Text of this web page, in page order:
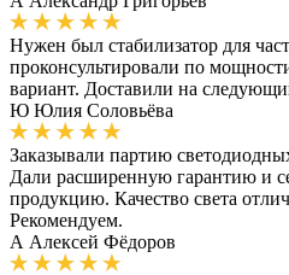
Нужен был стабилизатор для
проконсультировали по
вариант. Доставили на
Ю Юлия Соловьёва
Заказывали партию
Дали расширенную гарантию и
продукцию. Качество света
Рекомендуем.
А Алексей Фёдоров